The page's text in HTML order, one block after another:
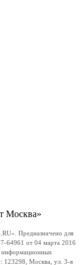
Москва»
Предназначено для
64961 от 04 марта 2016
информационных
123298, Москва, ул. 3-я